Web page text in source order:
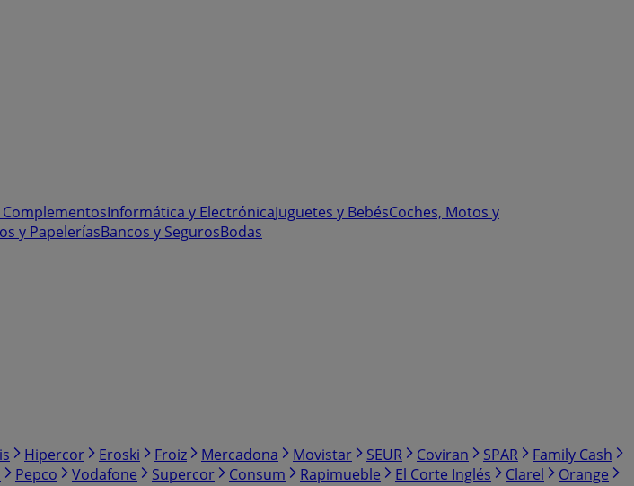
ComplementosInformática y ElectrónicaJuguetes y BebésCoches, Motos y
y PapeleríasBancos y SegurosBodas
Hipercor Eroski Froiz Mercadona Movistar SEUR Coviran SPAR
Family Cash
Pepco Vodafone Supercor Consum Rapimueble El Corte Inglés Clarel
Orange